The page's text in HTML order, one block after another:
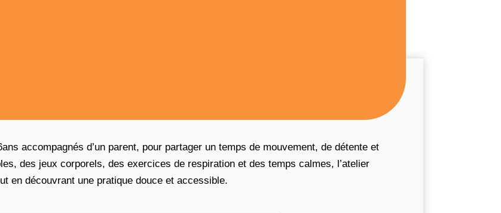
accompagnés d’un parent, pour partager un temps de mouvement, de détente et
des jeux corporels, des exercices de respiration et des temps calmes, l’atelier
en découvrant une pratique douce et accessible.